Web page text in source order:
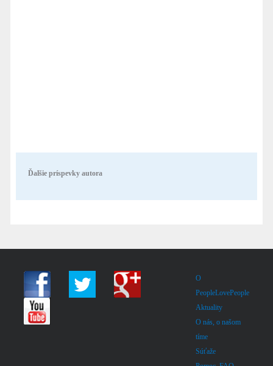
Ďalšie príspevky autora
O
PeopleLovePeople
Aktuality
O nás, o našom
tíme
Súťaže